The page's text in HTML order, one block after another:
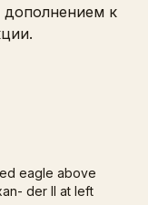
к
eagle above
der II at left